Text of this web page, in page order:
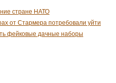
стране НАТО
от Стармера потребовали уйти
фейковые дачные наборы